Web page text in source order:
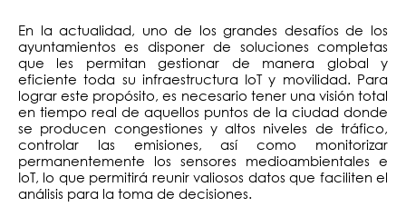
En la actualidad, uno de los grandes desafíos de los
ayuntamientos es disponer de soluciones completas
que les permitan gestionar de manera global y
eficiente toda su infraestructura IoT y movilidad. Para
lograr este propósito, es necesario tener una visión total
en tiempo real de aquellos puntos de la ciudad donde
se producen congestiones y altos niveles de tráfico,
controlar las emisiones, así como monitorizar
permanentemente los sensores medioambientales e
IoT, lo que permitirá reunir valiosos datos que faciliten el
análisis para la toma de decisiones.